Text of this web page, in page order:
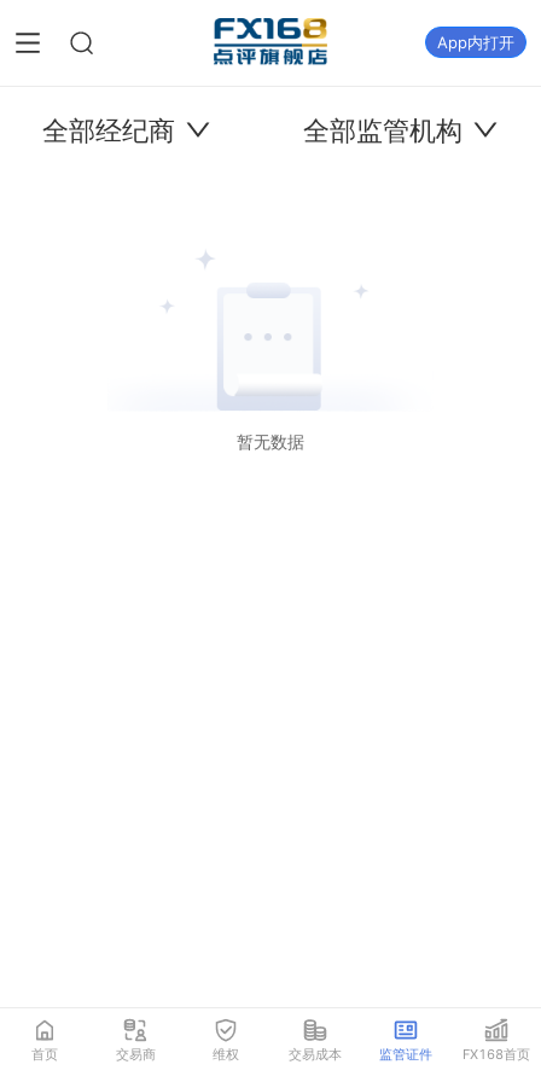
App内打开
全部经纪商 全部监管机构
暂无数据
首页 交易商 维权 交易成本 监管证件 FX168首页